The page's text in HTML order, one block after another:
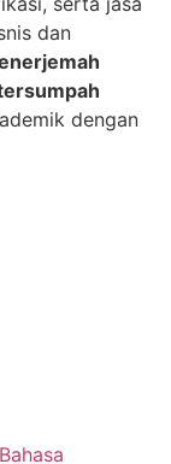
dan
dengan